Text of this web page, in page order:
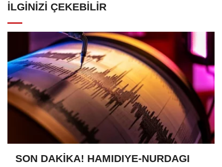
İLGINIZI ÇEKEBILIR
SON DAKİKA! HAMIDIYE-NURDAGI